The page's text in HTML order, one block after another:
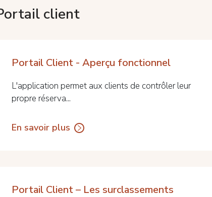
client
Portail Client - Aperçu fonctionnel
L'application permet aux clients de contrôler leur
propre réserva...
En savoir plus
Portail Client – Les surclassements